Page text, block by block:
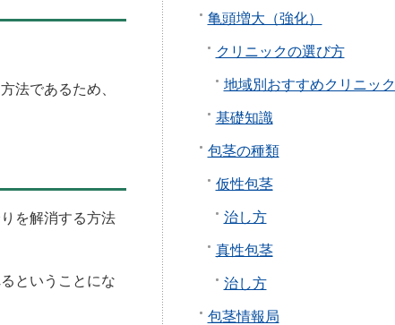
法であるため、
を解消する方法
ということにな
亀頭増大（強化）
クリニックの選び方
地域別おすすめクリニック
基礎知識
包茎の種類
仮性包茎
治し方
真性包茎
治し方
包茎情報局